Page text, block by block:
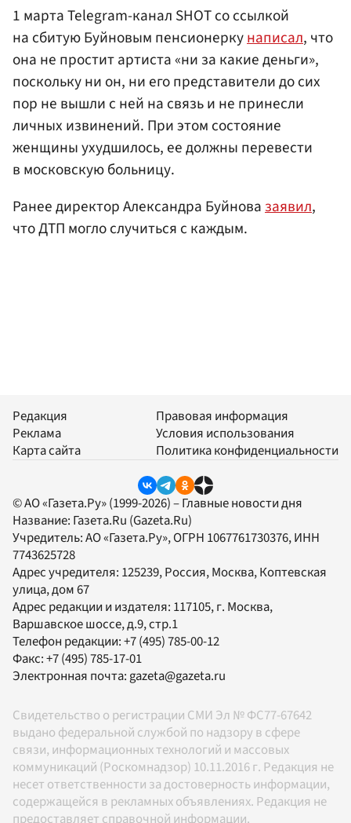
1 марта Telegram-канал SHOT со ссылкой
на сбитую Буйновым пенсионеркунаписал, что
она не простит артиста «ни за какие деньги»,
поскольку ни он, ни его представители до сих
пор не вышли с ней на связь и не принесли
личных извинений. При этом состояние
женщины ухудшилось, ее должны перевести
в московскую больницу.
Ранее директор Александра Буйновазаявил,
что ДТП могло случиться с каждым.
Редакция
Реклама
Карта сайта
Правовая информация
Условия использования
Политика конфиденциальности
© АО «Газета.Ру» (1999-2026) – Главные новости дня
Название: Газета.Ru (Gazeta.Ru)
Учредитель:АО «Газета.Ру», ОГРН 1067761730376, ИНН
7743625728
Адрес учредителя: 125239, Россия, Москва, Коптевская
улица, дом 67
Адрес редакции и издателя: 117105, г. Москва,
Варшавское шоссе, д.9, стр.1
Телефон редакции:+7 (495) 785-00-12
Факс:+7 (495) 785-17-01
Электронная почта: gazeta@gazeta.ru
Свидетельство о регистрации СМИ Эл № ФС77-67642
выдано федеральной службой по надзору в сфере
связи, информационных технологий и массовых
коммуникаций (Роскомнадзор) 10.11.2016 г. Редакция не
несет ответственности за достоверность информации,
содержащейся в рекламных объявлениях. Редакция не